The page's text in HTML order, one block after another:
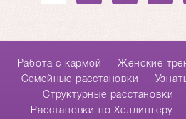
Работа с кармой Женские
Cемейные расстановки
Структурные расстановки
Расстановки по Хеллингеру